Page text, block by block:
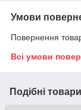
Умови
Повернення
Всі умови
Подібні